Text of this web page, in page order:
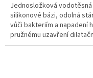
Jednosložková
silikonové bázi, odolná
vůči bakteriím a napadení
pružnému uzavření
obkladech ve styku
keramickou dlažbou
umyvadlo, také zárubně